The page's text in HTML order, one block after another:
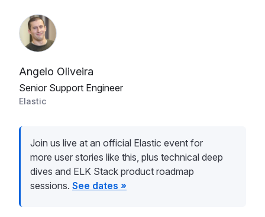
Angelo Oliveira
Senior Support Engineer
Elastic
Join us live at an official Elastic event for
more user stories like this, plus technical deep
dives and ELK Stack product roadmap
sessions. See dates »